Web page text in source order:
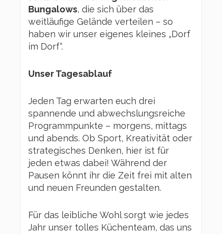
Bungalows, die sich über das
weitläufige Gelände verteilen – so
haben wir unser eigenes kleines „Dorf
im Dorf“.
Unser Tagesablauf
Jeden Tag erwarten euch drei
spannende und abwechslungsreiche
Programmpunkte – morgens, mittags
und abends. Ob Sport, Kreativität oder
strategisches Denken, hier ist für
jeden etwas dabei! Während der
Pausen könnt ihr die Zeit frei mit alten
und neuen Freunden gestalten.
Für das leibliche Wohl sorgt wie jedes
Jahr unser tolles Küchenteam, das uns